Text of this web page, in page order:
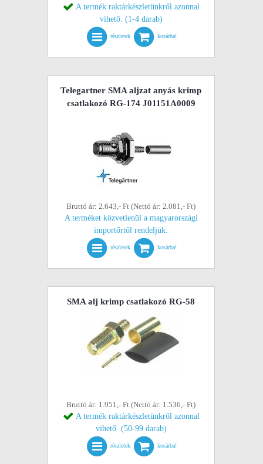
A termék raktárkészletünkről azonnal
vihető. (1-4 darab)
részletek kosárba!
Telegartner SMA aljzat anyás krimp
csatlakozó RG-174 J01151A0009
Bruttó ár: 2.643,- Ft (Nettó ár: 2.081,- Ft)
A terméket közvetlenül a magyarországi
importőrtől rendeljük.
részletek kosárba!
SMA alj krimp csatlakozó RG-58
Bruttó ár: 1.951,- Ft (Nettó ár: 1.536,- Ft)
A termék raktárkészletünkről azonnal
vihető. (50-99 darab)
részletek kosárba!